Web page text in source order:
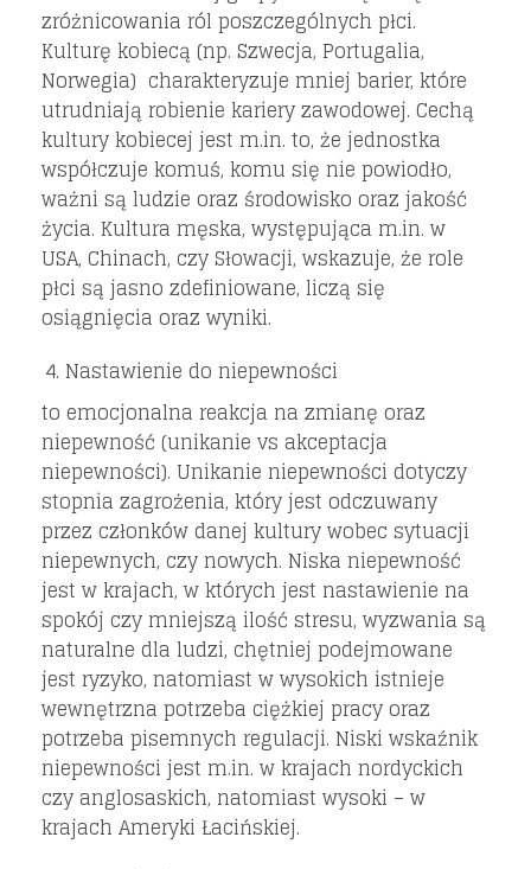
zróżnicowania ról poszczególnych płci.
Kulturę kobiecą (np. Szwecja, Portugalia,
Norwegia) charakteryzuje mniej barier, które
utrudniają robienie kariery zawodowej. Cechą
kultury kobiecej jest m.in. to, że jednostka
współczuje komuś, komu się nie powiodło,
ważni są ludzie oraz środowisko oraz jakość
życia. Kultura męska, występująca m.in. w
USA, Chinach, czy Słowacji, wskazuje, że role
płci są jasno zdefiniowane, liczą się
osiągnięcia oraz wyniki.
Nastawienie do niepewności
to emocjonalna reakcja na zmianę oraz
niepewność (unikanie vs akceptacja
niepewności). Unikanie niepewności dotyczy
stopnia zagrożenia, który jest odczuwany
przez członków danej kultury wobec sytuacji
niepewnych, czy nowych. Niska niepewność
jest w krajach, w których jest nastawienie na
spokój czy mniejszą ilość stresu, wyzwania są
naturalne dla ludzi, chętniej podejmowane
jest ryzyko, natomiast w wysokich istnieje
wewnętrzna potrzeba ciężkiej pracy oraz
potrzeba pisemnych regulacji. Niski wskaźnik
niepewności jest m.in. w krajach nordyckich
czy anglosaskich, natomiast wysoki – w
krajach Ameryki Łacińskiej.